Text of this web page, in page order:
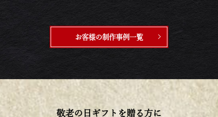
お客様の制作事例一覧
敬老の日ギフトを贈る方に